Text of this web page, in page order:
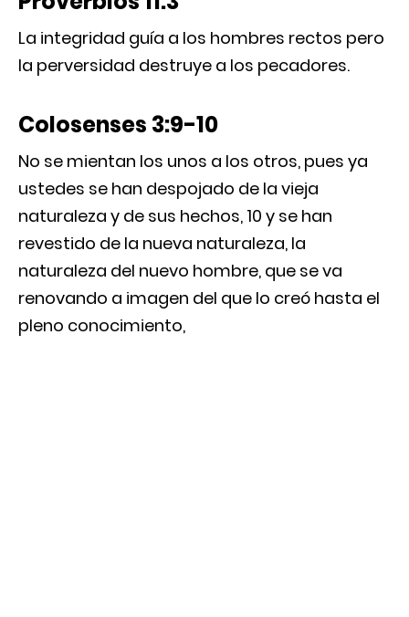
La integridad guía a los hombres rectos pero
la perversidad destruye a los pecadores.
Colosenses 3:9-10
No se mientan los unos a los otros, pues ya
ustedes se han despojado de la vieja
naturaleza y de sus hechos, 10 y se han
revestido de la nueva naturaleza, la
naturaleza del nuevo hombre, que se va
renovando a imagen del que lo creó hasta el
pleno conocimiento,